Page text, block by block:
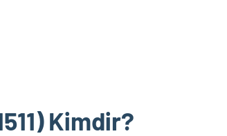
Kimdir?